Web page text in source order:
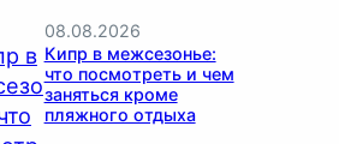
08.08.2026
Кипр в межсезонье:
что посмотреть и чем
заняться кроме
пляжного отдыха